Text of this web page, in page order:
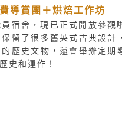
導賞團＋烘焙工作坊
宿舍，現已正式開放參觀
留了很多舊英式古典設計
歷史文物，還會舉辦定期
史和運作！